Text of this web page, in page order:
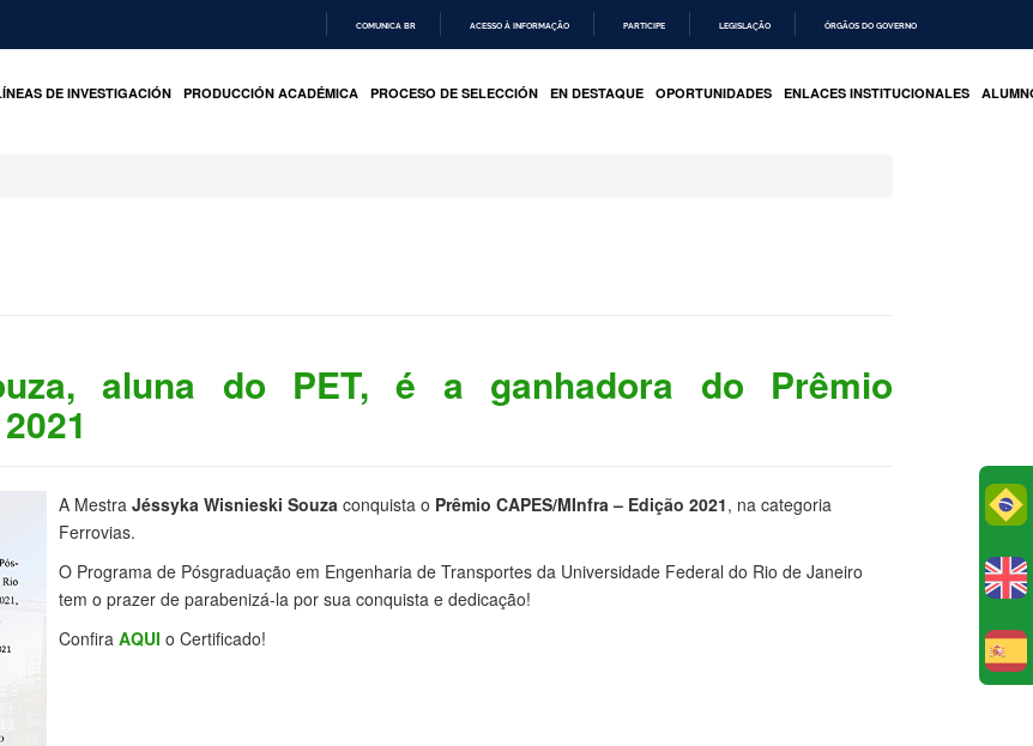
O
COMUNICA BR ACESSO À INFORMAÇÃO PARTICIPE LEGISLAÇÃO ÓRGÃOS DO GOVERNO
DE INVESTIGACIÓN PRODUCCIÓN ACADÉMICA PROCESO DE SELECCIÓN EN DESTAQUE OPORTUNIDADES ENLACES INSTITUCIONALES
aluna do PET, é a ganhadora do Prêmio
A Mestra Jéssyka Wisnieski Souza conquista o Prêmio CAPES/MInfra – Edição 2021, na categoria
Ferrovias.
O Programa de Pósgraduação em Engenharia de Transportes da Universidade Federal do Rio de Janeiro
tem o prazer de parabenizá-la por sua conquista e dedicação!
Confira AQUI o Certificado!